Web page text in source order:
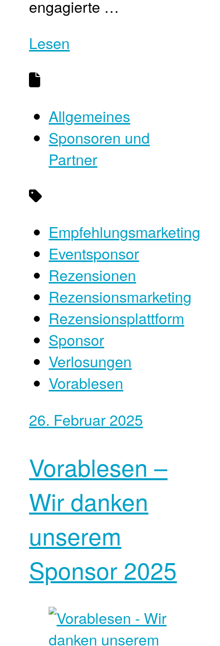
engagierte …
Lesen
Allgemeines
Sponsoren und
Partner
Empfehlungsmarketing
Eventsponsor
Rezensionen
Rezensionsmarketing
Rezensionsplattform
Sponsor
Verlosungen
Vorablesen
26. Februar 2025
Vorablesen –
Wir danken
unserem
Sponsor 2025